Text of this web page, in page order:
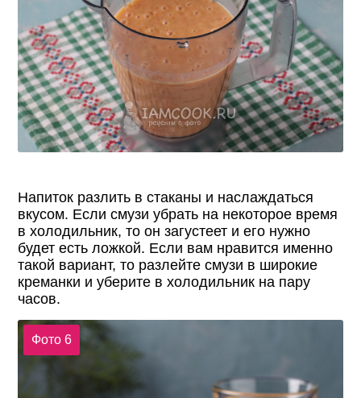
Напиток разлить в стаканы и наслаждаться
вкусом. Если смузи убрать на некоторое время
в холодильник, то он загустеет и его нужно
будет есть ложкой. Если вам нравится именно
такой вариант, то разлейте смузи в широкие
креманки и уберите в холодильник на пару
часов.
Фото 6